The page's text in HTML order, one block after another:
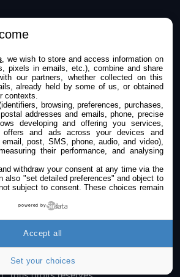
sur PC (code à télécharger)
Rue Du Commerce (Vendeur Tiers)
Tous droits réservés.
, we wish to store and access information on
pixels in emails, etc.), combine and share
our partners, whether collected on this
already held by some of us, or obtained
contexts.
browsing, preferences, purchases,
addresses and emails, phone, precise
developing and offering you services,
offers and ads across your devices and
post, SMS, phone, audio, and video),
their performance, and analysing
withdraw your consent at any time via the
also "set detailed preferences" and object to
subject to consent. These choices remain
powered by
Set your choices
Accept all